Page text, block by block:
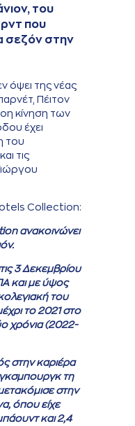
του
που
σεζόν στην
όψει της νέας
Πέιτον
κίνηση των
έχει
του
τις
Collection:
ανακοινώνει
3 Δεκεμβρίου
και με ύψος
του
το 2021 στο
χρόνια (2022-
στην καριέρα
τη
στην
όπου είχε
και 2,4